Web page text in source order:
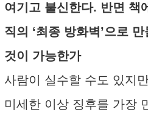
여기고 불신한다. 반면 책
직의 ‘최종 방화벽’으로
것이 가능한가
사람이 실수할 수도 있지
미세한 이상 징후를 가장